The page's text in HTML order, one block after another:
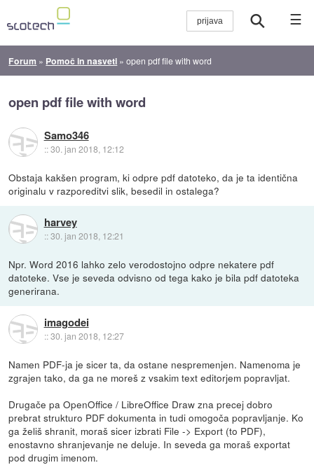
☰
Forum » Pomoč in nasveti »open pdf file with word
open pdf file with word
Samo346
::30. jan 2018, 12:12
Obstaja kakšen program, ki odpre pdf datoteko, da je ta identična
originalu v razporeditvi slik, besedil in ostalega?
harvey
::30. jan 2018, 12:21
Npr. Word 2016 lahko zelo verodostojno odpre nekatere pdf
datoteke. Vse je seveda odvisno od tega kako je bila pdf datoteka
generirana.
imagodei
::30. jan 2018, 12:27
Namen PDF-ja je sicer ta, da ostane nespremenjen. Namenoma je
zgrajen tako, da ga ne moreš z vsakim text editorjem popravljat.
Drugače pa OpenOffice / LibreOffice Draw zna precej dobro
prebrat strukturo PDF dokumenta in tudi omogoča popravljanje. Ko
ga želiš shranit, moraš sicer izbrati File -> Export (to PDF),
enostavno shranjevanje ne deluje. In seveda ga moraš exportat
pod drugim imenom.